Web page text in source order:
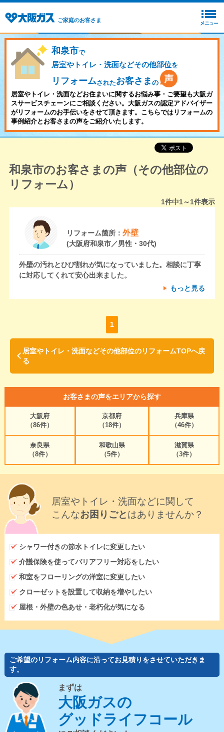
ご家庭のお客さま
和泉市で
居室やトイレ・洗面などその他部位を
リフォームされたお客さま の
居室やトイレ・洗面などお住まいに関するお悩み事・ご要望も大阪ガ
スサービスチェーンにご相談ください。大阪ガスの認定アドバイザー
がリフォームのお手伝いをさせて頂きます。こちらではリフォームの
事例紹介とお客さまの声をご紹介いたします。
和泉市のお客さまの声（その他部位の
リフォーム）
1件中1～1件表示
リフォーム箇所： 外壁
(大阪府和泉市／男性・30代)
外壁の汚れとひび割れが気になっていました。相談に丁寧
に対応してくれて安心出来ました。
もっと見る
1
居室やトイレ・洗面などその他部位のリフォームTOPへ戻
る
お客さまの声をエリアから探す
大阪府
（86件）
京都府
（18件）
兵庫県
（46件）
奈良県
（8件）
和歌山県
（5件）
滋賀県
（3件）
居室やトイレ・洗面などに関して
こんなお困りごとはありませんか？
シャワー付きの節水トイレに変更したい
介護保険を使ってバリアフリー対応をしたい
和室をフローリングの洋室に変更したい
クローゼットを設置して収納を増やしたい
屋根・外壁の色あせ・老朽化が気になる
ご希望のリフォーム内容に沿ってお見積りをさせていただきま
す。
まずは
大阪ガスの
グッドライフコール